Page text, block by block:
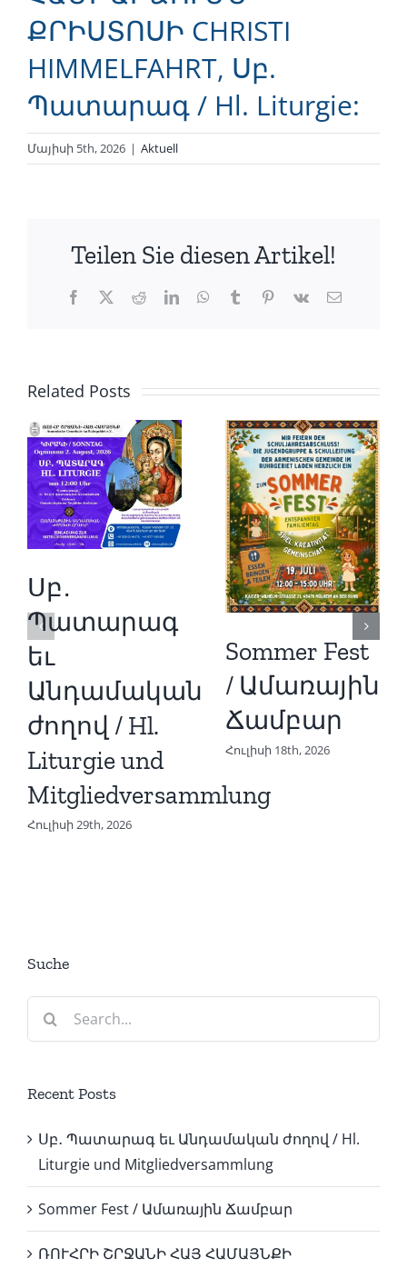
ՔՐԻՍՏՈՍԻ CHRISTI
HIMMELFAHRT, Սբ.
Պատարագ / Hl. Liturgie:
Մայիսի 5th, 2026 | Aktuell
Teilen Sie diesen Artikel!
Facebook
X RedditLinkedInWhatsApp
TumblrPinterest
Vk Email
Related Posts
Սբ․
Պատարագ
եւ
Անդամական
ժողով / Hl.
Liturgie und
Mitgliedversammlung
Հուլիսի 29th, 2026
Sommer Fest
/ Ամառային
Ճամբար
Հուլիսի 18th, 2026
Suche
Search
for:
Recent Posts
Սբ․ Պատարագ եւ Անդամական ժողով / Hl.
Liturgie und Mitgliedversammlung
Sommer Fest / Ամառային Ճամբար
ՌՈՒՀՐԻ ՇՐՋԱՆԻ ՀԱՅ ՀԱՄԱՅՆՔԻ